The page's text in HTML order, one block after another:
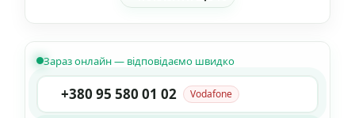
Зараз онлайн — відповідаємо швидко
+380 95 580 01 02 Vodafone